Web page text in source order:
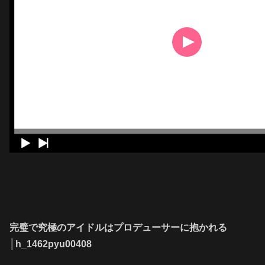
完璧で究極のアイドルはプロデューサーに抱かれる
│h_1462pyu00408